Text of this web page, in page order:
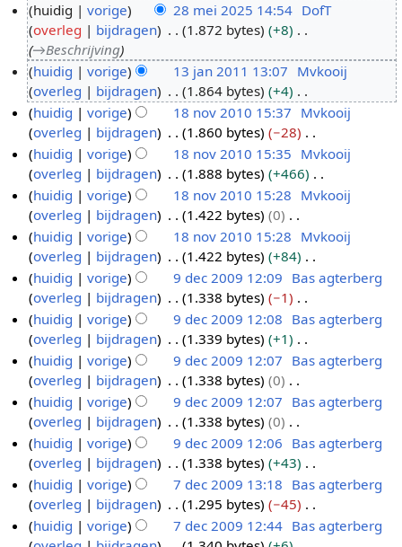
m
0
5
huidig vorige 28 mei 2025 14:54 DofT
overleg
bijdragen 1.872 bytes
+8
→Beschrijving
3
a
2
1
huidig vorige 13 jan 2011 13:07 Mvkooij
overleg
bijdragen 1.864 bytes
+4
G
e
e
n
b
e
w
e
r
k
i
n
g
s
s
a
m
e
n
v
a
t
8
o
2
1
huidig vorige 18 nov 2010 15:37 Mvkooij
overleg
bijdragen 1.860 bytes
−28
G
e
e
n
b
e
w
e
r
k
i
n
g
s
s
a
m
e
n
v
huidig vorige 18 nov 2010 15:35 Mvkooij
overleg
bijdragen 1.888 bytes
+466
G
e
e
n
b
e
w
e
r
k
i
n
g
s
s
a
m
e
huidig vorige 18 nov 2010 15:28 Mvkooij
overleg
bijdragen 1.422 bytes
0
G
e
e
n
b
e
w
e
r
k
i
n
g
s
s
a
huidig vorige 18 nov 2010 15:28 Mvkooij
overleg
bijdragen 1.422 bytes
+84
G
e
e
n
b
e
w
e
r
k
i
n
g
s
d
c
0
9
huidig vorige 9 dec 2009 12:09 Bas agterberg
overleg
bijdragen 1.338 bytes
−1
G
e
e
n
b
e
w
e
r
k
i
n
huidig vorige 9 dec 2009 12:08 Bas agterberg
overleg
bijdragen 1.339 bytes
+1
G
e
e
n
b
e
w
e
r
k
huidig vorige 9 dec 2009 12:07 Bas agterberg
overleg
bijdragen 1.338 bytes
0
G
e
e
n
b
e
w
e
huidig vorige 9 dec 2009 12:07 Bas agterberg
overleg
bijdragen 1.338 bytes
0
G
e
e
n
b
e
huidig vorige 9 dec 2009 12:06 Bas agterberg
overleg
bijdragen 1.338 bytes
+43
G
e
e
n
d
huidig vorige 7 dec 2009 13:18 Bas agterberg
overleg
bijdragen 1.295 bytes
−45
G
e
huidig vorige 7 dec 2009 12:44 Bas agterberg